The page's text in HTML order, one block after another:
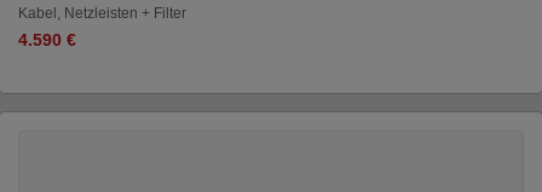
Kabel, Netzleisten + Filter
4.590 €